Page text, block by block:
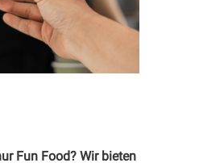
Fun Food? Wir bieten